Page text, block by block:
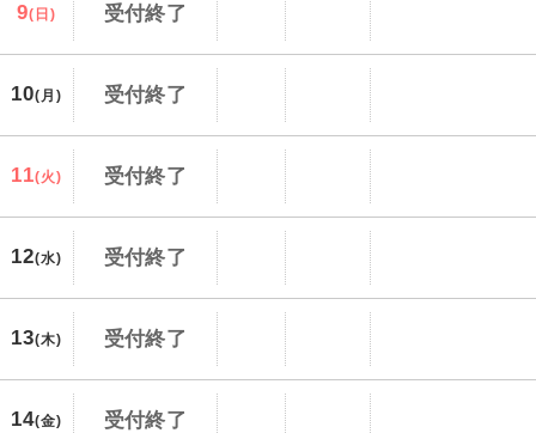
9(日) 受付終了
10(月) 受付終了
11(火) 受付終了
12(水) 受付終了
13(木) 受付終了
14(金) 受付終了